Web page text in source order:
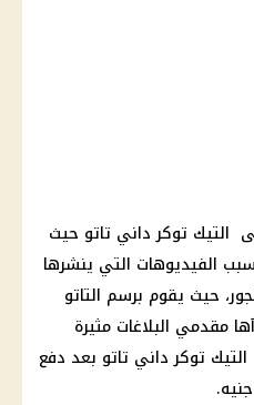
التيك توكر داني تاتو حيث
الفيديوهات التي ينشرها
حيث يقوم برسم التاتو
مقدمي البلاغات مثيرة
التيك توكر داني تاتو بعد دفع